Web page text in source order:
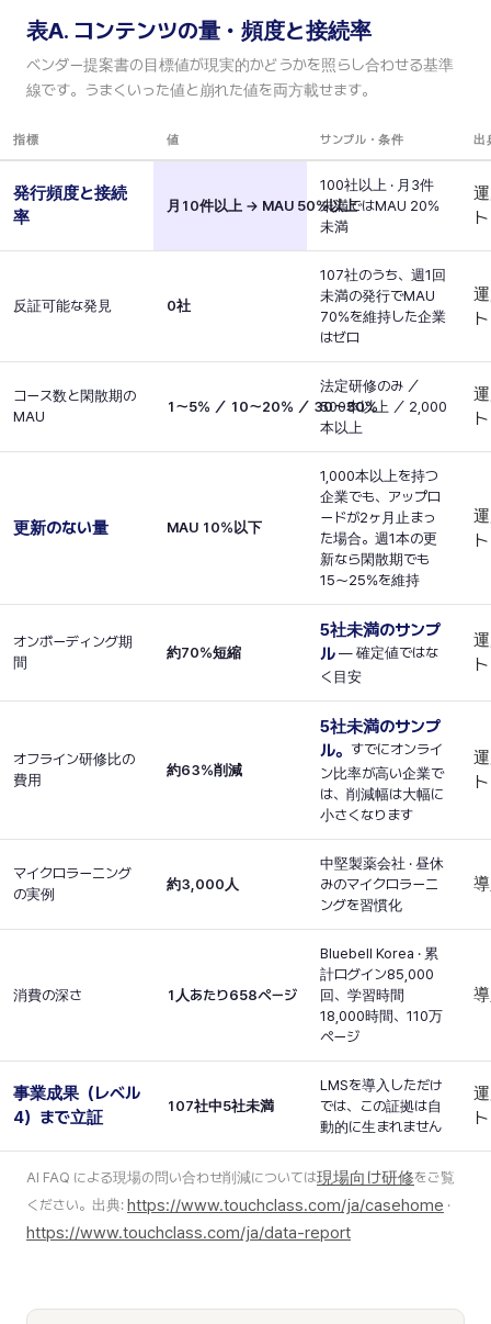
表A. コンテンツの量・頻度と接続率
ベンダー提案書の目標値が現実的かどうかを照らし合わせる基準
線です。うまくいった値と崩れた値を両方載せます。
指標 値 サンプル・条件 出
発行頻度と接続
率
月10件以上 → MAU 50%以上
100社以上 · 月3件
未満ではMAU 20%
未満
ト
反証可能な発見 0社
107社のうち、週1回
未満の発行でMAU
70%を維持した企業
はゼロ
ト
コース数と閑散期の
MAU
1〜5% ／ 10〜20% ／ 30〜50%
法定研修のみ ／
500本以上 ／ 2,000
本以上
ト
更新のない量 MAU 10%以下
1,000本以上を持つ
企業でも、アップロ
ードが2ヶ月止まっ
た場合。週1本の更
新なら閑散期でも
15〜25%を維持
ト
オンボーディング期
間
約70%短縮
5社未満のサンプ
ル — 確定値ではな
く目安
ト
オフライン研修比の
費用
約63%削減
5社未満のサンプ
ル。 すでにオンライ
ン比率が高い企業で
は、削減幅は大幅に
小さくなります
ト
マイクロラーニング
の実例
約3,000人
中堅製薬会社 · 昼休
みのマイクロラーニ
ングを習慣化
消費の深さ 1人あたり658ページ
Bluebell Korea · 累
計ログイン85,000
回、学習時間
18,000時間、110万
ページ
事業成果（レベル
4）まで立証
107社中5社未満
LMSを導入しただけ
では、この証拠は自
動的に生まれません
ト
AI FAQ による現場の問い合わせ削減については現場向け研修をご覧
ください。出典: https://www.touchclass.com/ja/casehome ·
https://www.touchclass.com/ja/data-report